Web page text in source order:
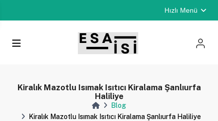
Hızlı Menü
Kiralık Mazotlu Isımak Isıtıcı Kiralama Şanlıurfa
Haliliye
Blog
Kiralık Mazotlu Isımak Isıtıcı Kiralama Şanlıurfa Haliliye